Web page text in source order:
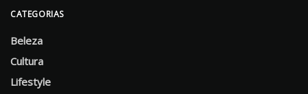
CATEGORIAS
Beleza
Cultura
Lifestyle